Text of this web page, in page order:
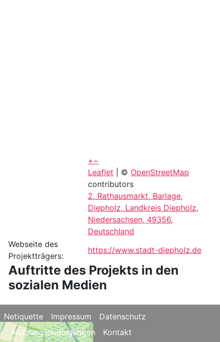
+−
Leaflet | © OpenStreetMap
contributors
2, Rathausmarkt, Barlage,
Diepholz, Landkreis Diepholz,
Niedersachsen, 49356,
Deutschland
Webseite des
Projektträgers:
https://www.stadt-diepholz.de
Auftritte des Projekts in den
sozialen Medien
Netiquette Impressum
Datenschutz
Nutzungsbedingungen
Kontakt